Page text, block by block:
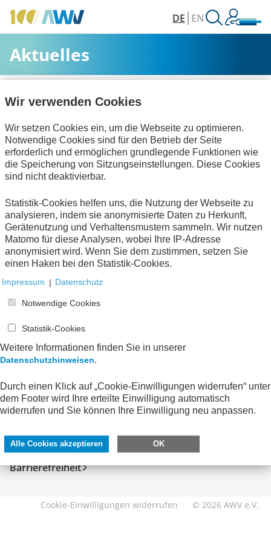
DE EN
Aktuelles
Alle Kategorien
Rechnungslegung & Steuern
Publikationen
Keine Nachrichten verfügbar.
SERVICE
Impressum
Datenschutzhinweise
Barrierefreiheit
DIREKT ZU
eXTra
AWV-Forum
Cookie-Einwilligungen widerrufen © 2026 AWV e.V.
Wir verwenden Cookies
Wir setzen Cookies ein, um die Webseite zu optimieren.
Notwendige Cookies sind für den Betrieb der Seite
erforderlich und ermöglichen grundlegende Funktionen wie
die Speicherung von Sitzungseinstellungen. Diese Cookies
sind nicht deaktivierbar.
Statistik-Cookies helfen uns, die Nutzung der Webseite zu
analysieren, indem sie anonymisierte Daten zu Herkunft,
Gerätenutzung und Verhaltensmustern sammeln. Wir nutzen
Matomo für diese Analysen, wobei Ihre IP-Adresse
anonymisiert wird. Wenn Sie dem zustimmen, setzen Sie
einen Haken bei den Statistik-Cookies.
Impressum | Datenschutz
Notwendige Cookies
Statistik-Cookies
Weitere Informationen finden Sie in unserer
Datenschutzhinweisen.
Durch einen Klick auf „Cookie-Einwilligungen widerrufen“ unter
dem Footer wird Ihre erteilte Einwilligung automatisch
widerrufen und Sie können Ihre Einwilligung neu anpassen.
Alle Cookies akzeptieren OK